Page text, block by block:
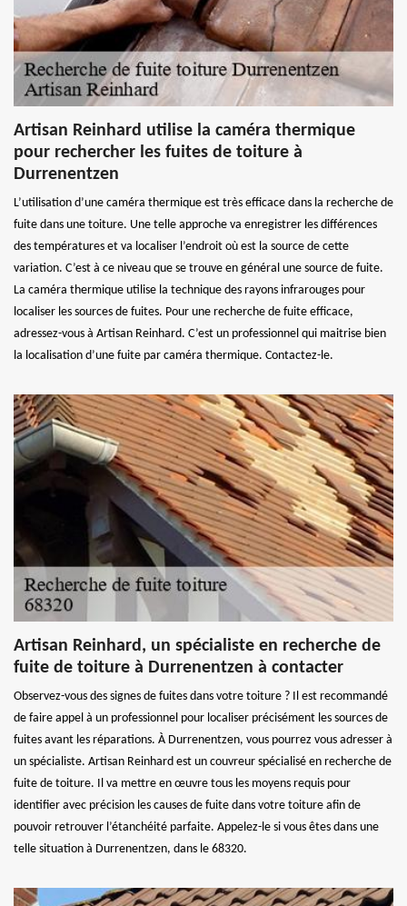
Artisan Reinhard utilise la caméra thermique
pour rechercher les fuites de toiture à
Durrenentzen
L’utilisation d’une caméra thermique est très efficace dans la recherche de
fuite dans une toiture. Une telle approche va enregistrer les différences
des températures et va localiser l’endroit où est la source de cette
variation. C’est à ce niveau que se trouve en général une source de fuite.
La caméra thermique utilise la technique des rayons infrarouges pour
localiser les sources de fuites. Pour une recherche de fuite efficace,
adressez-vous à Artisan Reinhard. C’est un professionnel qui maitrise bien
la localisation d’une fuite par caméra thermique. Contactez-le.
Artisan Reinhard, un spécialiste en recherche de
fuite de toiture à Durrenentzen à contacter
Observez-vous des signes de fuites dans votre toiture ? Il est recommandé
de faire appel à un professionnel pour localiser précisément les sources de
fuites avant les réparations. À Durrenentzen, vous pourrez vous adresser à
un spécialiste. Artisan Reinhard est un couvreur spécialisé en recherche de
fuite de toiture. Il va mettre en œuvre tous les moyens requis pour
identifier avec précision les causes de fuite dans votre toiture afin de
pouvoir retrouver l’étanchéité parfaite. Appelez-le si vous êtes dans une
telle situation à Durrenentzen, dans le 68320.